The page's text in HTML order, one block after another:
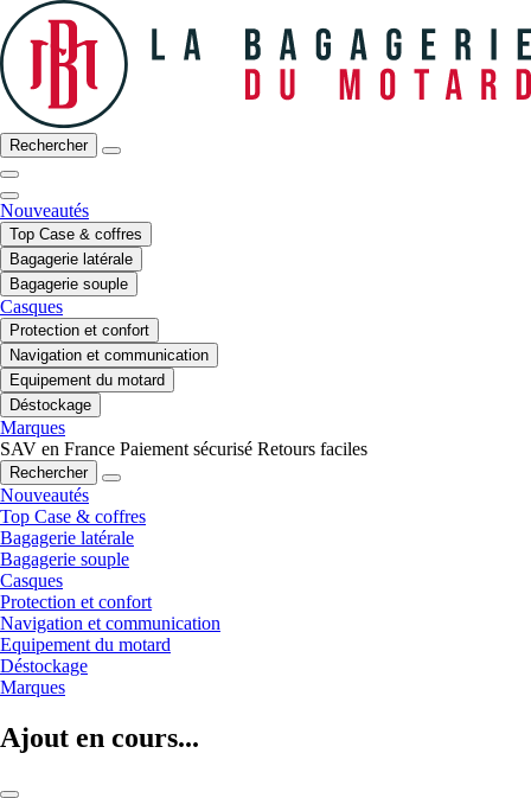
Rechercher
Nouveautés
Top Case & coffres
Bagagerie latérale
Bagagerie souple
Casques
Protection et confort
Navigation et communication
Equipement du motard
Déstockage
Marques
SAV en France Paiement sécurisé Retours faciles
Rechercher
Nouveautés
Top Case & coffres
Bagagerie latérale
Bagagerie souple
Casques
Protection et confort
Navigation et communication
Equipement du motard
Déstockage
Marques
Ajout en cours...